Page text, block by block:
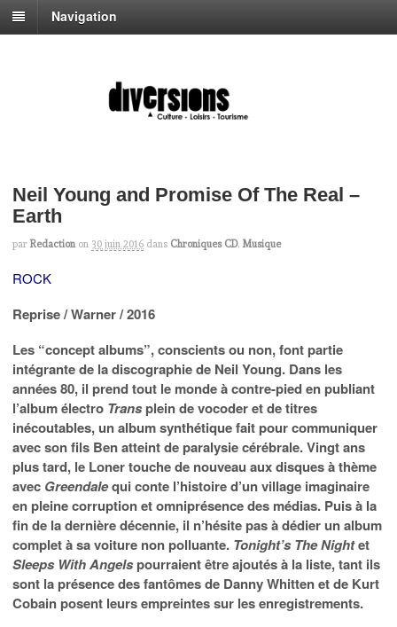
Navigation
Neil Young and Promise Of The Real –
Earth
par Redaction on 30 juin 2016 dans Chroniques CD, Musique
ROCK
Reprise / Warner / 2016
Les “concept albums”, conscients ou non, font partie
intégrante de la discographie de Neil Young. Dans les
années 80, il prend tout le monde à contre-pied en publiant
l’album électro Transplein de vocoder et de titres
inécoutables, un album synthétique fait pour communiquer
avec son fils Ben atteint de paralysie cérébrale. Vingt ans
plus tard, le Loner touche de nouveau aux disques à thème
avec Greendalequi conte l’histoire d’un village imaginaire
en pleine corruption et omniprésence des médias. Puis à la
fin de la dernière décennie, il n’hésite pas à dédier un album
complet à sa voiture non polluante. Tonight’s The Nightet
Sleeps With Angelspourraient être ajoutés à la liste, tant ils
sont la présence des fantômes de Danny Whitten et de Kurt
Cobain posent leurs empreintes sur les enregistrements.